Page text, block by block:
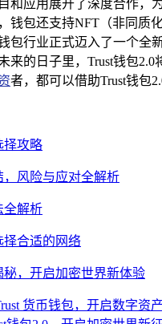
和应用展开了深度合作，
钱包还支持NFT（非同质
包行业正式迈入了一个全
来的日子里，Trust钱包
者，都可以借助Trust钱包
择攻略
，风险与应对全解析
全解析
择合适的网络
秘，开启加密世界新体验
货币钱包，开启数字资